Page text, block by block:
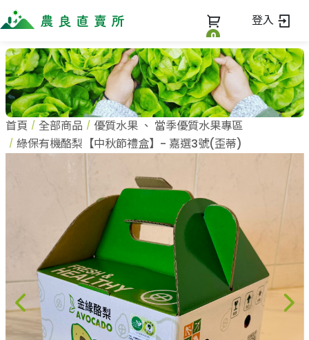
0
登入
全部商品
全部商品
當季優質水果專區
鳳梨專區
麵食、米粉
油、醬油
調味、醬料
加工食品
果乾、點心
果醬、蜂蜜
最新消息
商家一覽
關於我們
加入我們
訂單查詢
登入
首頁 全部商品 優質水果、 當季優質水果專區
綠保有機酪梨【中秋節禮盒】- 嘉選3號(歪蒂)